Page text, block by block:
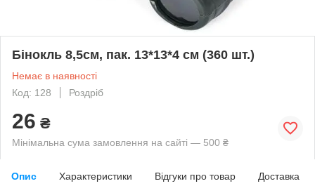
Бінокль 8,5см, пак. 13*13*4 см (360 шт.)
Немає в наявності
Код: 128
Роздріб
26 ₴
Мінімальна сума замовлення на сайті — 500 ₴
Опис Характеристики Відгуки про товар Доставка